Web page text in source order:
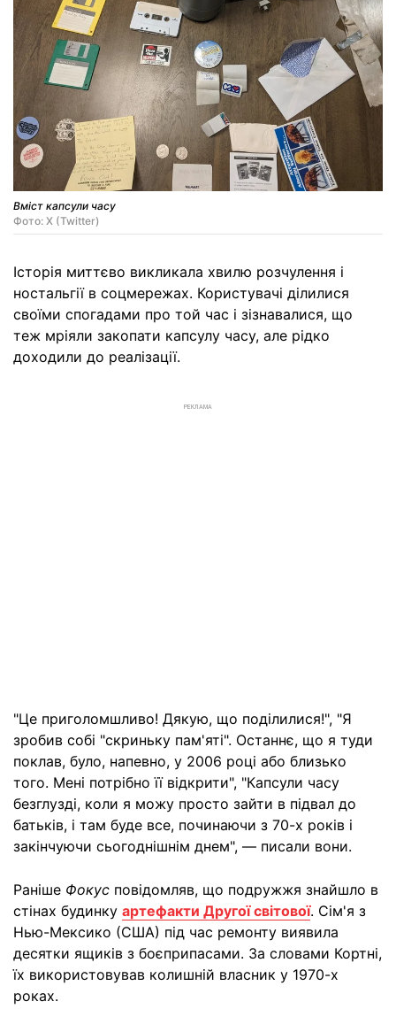
Вміст капсули часу
Фото: X (Twitter)
Історія миттєво викликала хвилю розчулення і
ностальгії в соцмережах. Користувачі ділилися
своїми спогадами про той час і зізнавалися, що
теж мріяли закопати капсулу часу, але рідко
доходили до реалізації.
РЕКЛАМА
"Це приголомшливо! Дякую, що поділилися!", "Я
зробив собі "скриньку пам'яті". Останнє, що я туди
поклав, було, напевно, у 2006 році або близько
того. Мені потрібно її відкрити", "Капсули часу
безглузді, коли я можу просто зайти в підвал до
батьків, і там буде все, починаючи з 70-х років і
закінчуючи сьогоднішнім днем", — писали вони.
Раніше Фокус повідомляв, що подружжя знайшло в
стінах будинку артефакти Другої світової. Сім'я з
Нью-Мексико (США) під час ремонту виявила
десятки ящиків з боєприпасами. За словами Кортні,
їх використовував колишній власник у 1970-х
роках.